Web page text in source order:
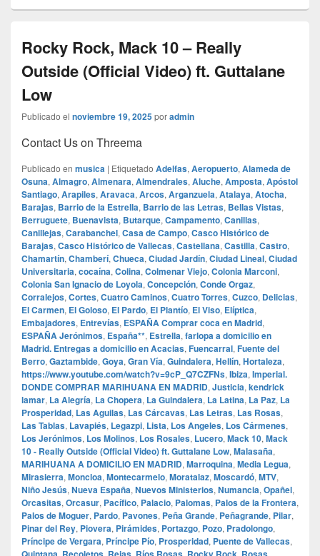
Rocky Rock, Mack 10 – Really
Outside (Official Video) ft. Guttalane
Low
Publicado el noviembre 19, 2025poradmin
Contact Us on Threema
Publicado en musica | Etiquetado Adelfas, Aeropuerto, Alameda de
Osuna, Almagro, Almenara, Almendrales, Aluche, Amposta, Apóstol
Santiago, Arapiles, Aravaca, Arcos, Arganzuela, Atalaya, Atocha,
Barajas, Barrio de la Estrella, Barrio de las Letras, Bellas Vistas,
Berruguete, Buenavista, Butarque, Campamento, Canillas,
Canillejas, Carabanchel, Casa de Campo, Casco Histórico de
Barajas, Casco Histórico de Vallecas, Castellana, Castilla, Castro,
Chamartín, Chamberí, Chueca, Ciudad Jardín, Ciudad Lineal, Ciudad
Universitaria, cocaína, Colina, Colmenar Viejo, Colonia Marconi,
Colonia San Ignacio de Loyola, Concepción, Conde Orgaz,
Corralejos, Cortes, Cuatro Caminos, Cuatro Torres, Cuzco, Delicias,
El Carmen, El Goloso, El Pardo, El Plantío, El Viso, Elíptica,
Embajadores, Entrevías, ESPAÑA Comprar coca en Madrid,
ESPAÑA Jerónimos, España**, Estrella, farlopa a domicilio en
Madrid. Entregas a domicilio en Acacias, Fuencarral, Fuente del
Berro, Gaztambide, Goya, Gran Vía, Guindalera, Hellín, Hortaleza,
https://www.youtube.com/watch?v=9cP_Q7CZFNs, Ibiza, Imperial.
DONDE COMPRAR MARIHUANA EN MADRID, Justicia, kendrick
lamar, La Alegría, La Chopera, La Guindalera, La Latina, La Paz, La
Prosperidad, Las Aguilas, Las Cárcavas, Las Letras, Las Rosas,
Las Tablas, Lavapiés, Legazpi, Lista, Los Angeles, Los Cármenes,
Los Jerónimos, Los Molinos, Los Rosales, Lucero, Mack 10, Mack
10 - Really Outside (Official Video) ft. Guttalane Low, Malasaña,
MARIHUANA A DOMICILIO EN MADRID, Marroquina, Media Legua,
Mirasierra, Moncloa, Montecarmelo, Moratalaz, Moscardó, MTV,
Niño Jesús, Nueva España, Nuevos Ministerios, Numancia, Opañel,
Orcasitas, Orcasur, Pacífico, Palacio, Palomas, Palos de la Frontera,
Palos de Moguer, Pardo, Pavones, Peña Grande, Peñagrande, Pilar,
Pinar del Rey, Piovera, Pirámides, Portazgo, Pozo, Pradolongo,
Príncipe de Vergara, Príncipe Pío, Prosperidad, Puente de Vallecas,